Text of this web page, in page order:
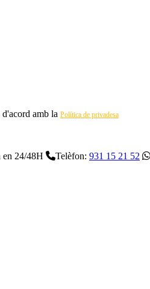
amb la Política de privadesa
en 24/48H Telèfon: 931 15 21 52